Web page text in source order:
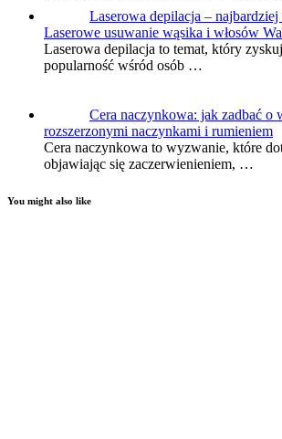
Laserowa depilacja – najbardziej
Laserowe usuwanie wąsika i włosów
Laserowa depilacja to temat, który
popularność wśród osób …
Cera naczynkowa: jak zadbać o
rozszerzonymi naczynkami i rumieniem
Cera naczynkowa to wyzwanie, które
objawiając się zaczerwienieniem, …
You might also like